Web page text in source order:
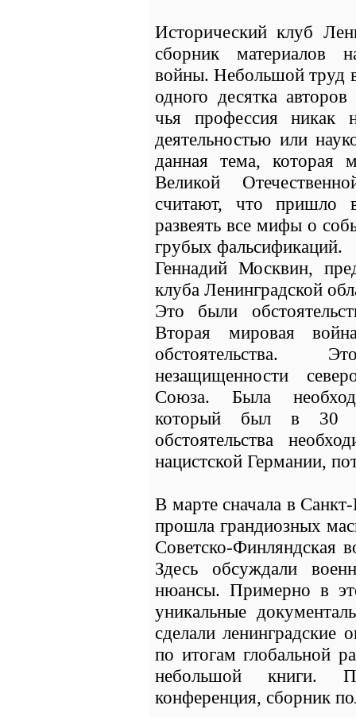
Исторический клуб
сборник материалов
войны. Небольшой труд
одного десятка
чья профессия никак
деятельностью или
данная тема, которая
Великой
считают, что пришло
развеять все мифы о
грубых фальсификаций.
Геннадий Москвин,
клуба Ленинградской
Это были
Вторая мировая
обстоятельства.
незащищенности
Союза. Была
который был в 30
обстоятельства
нацистской Германии,
В марте сначала в
прошла грандиозных
Советско-Финляндская
Здесь обсуждали
нюансы. Примерно в
уникальные
сделали ленинградские
по итогам глобальной
небольшой книги.
конференция, сборник